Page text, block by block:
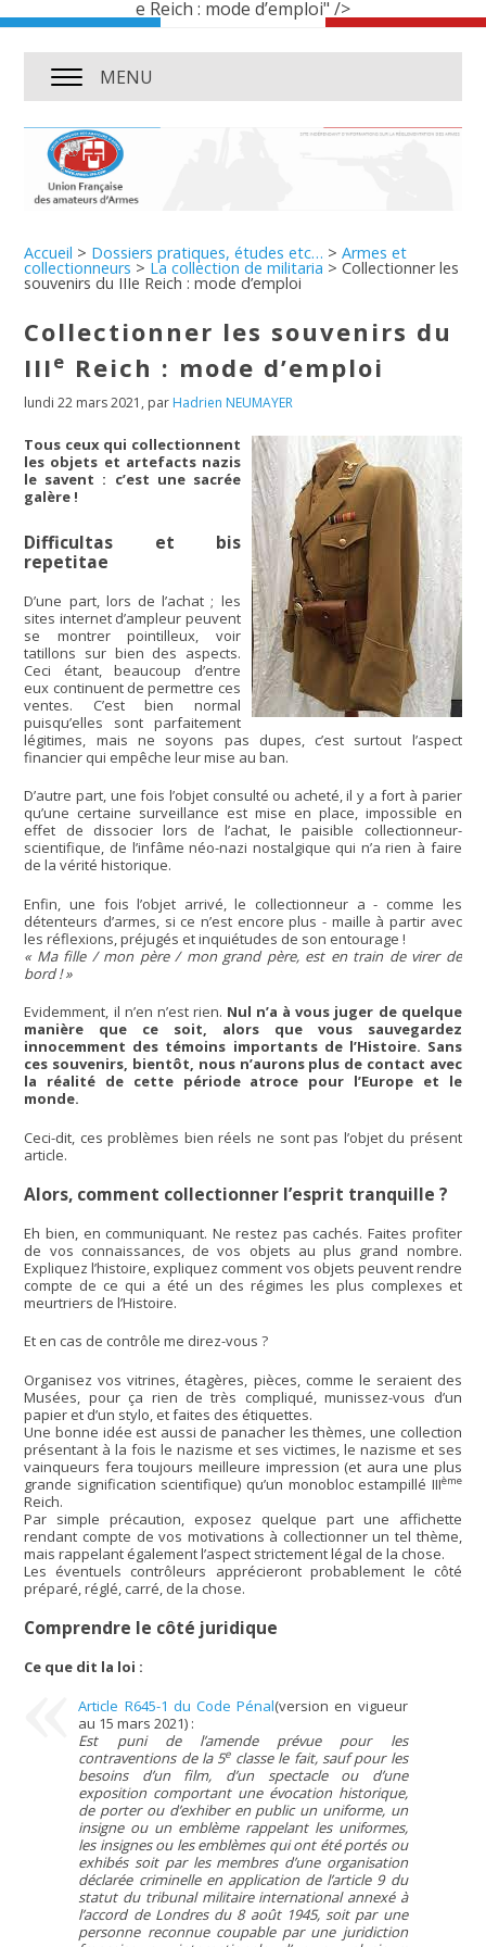
e Reich : mode d’emploi" />
MENU
Accueil > Dossiers pratiques, études etc… >Armes et
collectionneurs > La collection de militaria >Collectionner les
souvenirs du IIIe Reich : mode d’emploi
Collectionner les souvenirs du
IIIe Reich : mode d’emploi
lundi 22 mars 2021, par Hadrien NEUMAYER
Tous ceux qui collectionnent
les objets et artefacts nazis
le savent : c’est une sacrée
galère !
Difficultas et bis
repetitae
D’une part, lors de l’achat ; les
sites internet d’ampleur peuvent
se montrer pointilleux, voir
tatillons sur bien des aspects.
Ceci étant, beaucoup d’entre
eux continuent de permettre ces
ventes. C’est bien normal
puisqu’elles sont parfaitement
légitimes, mais ne soyons pas dupes, c’est surtout l’aspect
financier qui empêche leur mise au ban.
D’autre part, une fois l’objet consulté ou acheté, il y a fort à parier
qu’une certaine surveillance est mise en place, impossible en
effet de dissocier lors de l’achat, le paisible collectionneur-
scientifique, de l’infâme néo-nazi nostalgique qui n’a rien à faire
de la vérité historique.
Enfin, une fois l’objet arrivé, le collectionneur a - comme les
détenteurs d’armes, si ce n’est encore plus - maille à partir avec
les réflexions, préjugés et inquiétudes de son entourage !
« Ma fille / mon père / mon grand père, est en train de virer de
bord ! »
Evidemment, il n’en n’est rien. Nul n’a à vous juger de quelque
manière que ce soit, alors que vous sauvegardez
innocemment des témoins importants de l’Histoire. Sans
ces souvenirs, bientôt, nous n’aurons plus de contact avec
la réalité de cette période atroce pour l’Europe et le
monde.
Ceci-dit, ces problèmes bien réels ne sont pas l’objet du présent
article.
Alors, comment collectionner l’esprit tranquille ?
Eh bien, en communiquant. Ne restez pas cachés. Faites profiter
de vos connaissances, de vos objets au plus grand nombre.
Expliquez l’histoire, expliquez comment vos objets peuvent rendre
compte de ce qui a été un des régimes les plus complexes et
meurtriers de l’Histoire.
Et en cas de contrôle me direz-vous ?
Organisez vos vitrines, étagères, pièces, comme le seraient des
Musées, pour ça rien de très compliqué, munissez-vous d’un
papier et d’un stylo, et faites des étiquettes.
Une bonne idée est aussi de panacher les thèmes, une collection
présentant à la fois le nazisme et ses victimes, le nazisme et ses
vainqueurs fera toujours meilleure impression (et aura une plus
grande signification scientifique) qu’un monobloc estampillé IIIème
Reich.
Par simple précaution, exposez quelque part une affichette
rendant compte de vos motivations à collectionner un tel thème,
mais rappelant également l’aspect strictement légal de la chose.
Les éventuels contrôleurs apprécieront probablement le côté
préparé, réglé, carré, de la chose.
Comprendre le côté juridique
Ce que dit la loi :
Article R645-1 du Code Pénal(version en vigueur
au 15 mars 2021) :
Est puni de l’amende prévue pour les
contraventions de la 5eclasse le fait, sauf pour les
besoins d’un film, d’un spectacle ou d’une
exposition comportant une évocation historique,
de porter ou d’exhiber en public un uniforme, un
insigne ou un emblème rappelant les uniformes,
les insignes ou les emblèmes qui ont été portés ou
exhibés soit par les membres d’une organisation
déclarée criminelle en application de l’article 9 du
statut du tribunal militaire international annexé à
l’accord de Londres du 8 août 1945, soit par une
personne reconnue coupable par une juridiction